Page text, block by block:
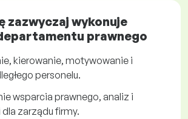
zazwyczaj wykonuje
prawnego
kierowanie, motywowanie i
personelu.
wsparcia prawnego, analiz i
zarządu firmy.